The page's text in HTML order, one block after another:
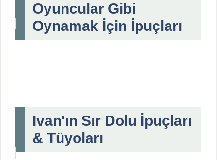
Oyuncular Gibi
Oynamak İçin İpuçları
Ivan'ın Sır Dolu İpuçları
& Tüyoları